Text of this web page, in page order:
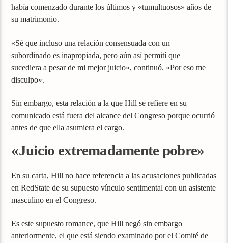
había comenzado durante los últimos y «tumultuosos» años de
su matrimonio.
«Sé que incluso una relación consensuada con un
subordinado es inapropiada, pero aún así permití que
sucediera a pesar de mi mejor juicio», continuó. «Por eso me
disculpo».
Sin embargo, esta relación a la que Hill se refiere en su
comunicado está fuera del alcance del Congreso porque ocurrió
antes de que ella asumiera el cargo.
«Juicio extremadamente pobre»
En su carta, Hill no hace referencia a las acusaciones publicadas
en RedState de su supuesto vínculo sentimental con un asistente
masculino en el Congreso.
Es este supuesto romance, que Hill negó sin embargo
anteriormente, el que está siendo examinado por el Comité de